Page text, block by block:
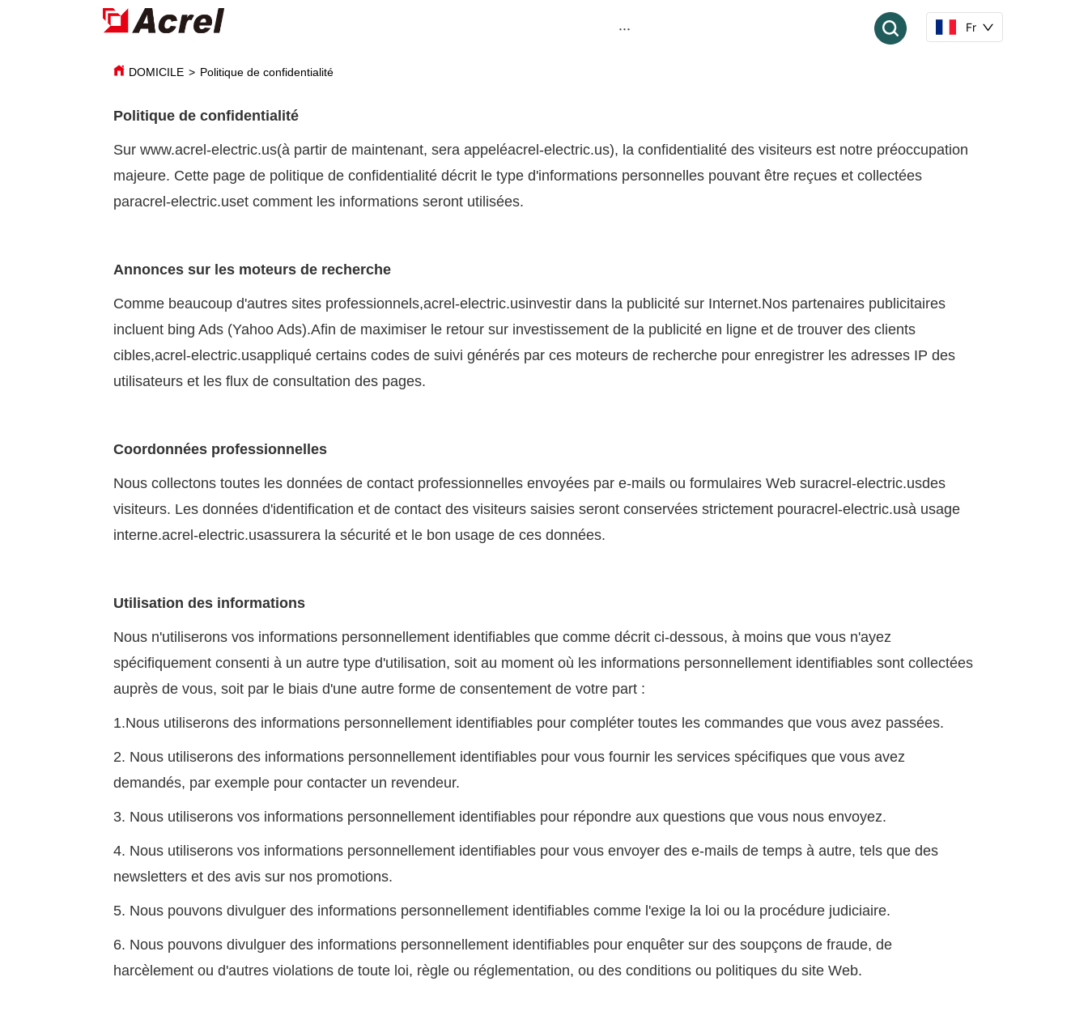
··· Fr
DOMICILE > Politique de confidentialité
Politique de confidentialité
Sur www.acrel-electric.us(à partir de maintenant, sera appeléacrel-electric.us), la confidentialité des visiteurs est notre préoccupation
majeure. Cette page de politique de confidentialité décrit le type d'informations personnelles pouvant être reçues et collectées
paracrel-electric.uset comment les informations seront utilisées.
Annonces sur les moteurs de recherche
Comme beaucoup d'autres sites professionnels,acrel-electric.usinvestir dans la publicité sur Internet.Nos partenaires publicitaires
incluent bing Ads (Yahoo Ads).Afin de maximiser le retour sur investissement de la publicité en ligne et de trouver des clients
cibles,acrel-electric.usappliqué certains codes de suivi générés par ces moteurs de recherche pour enregistrer les adresses IP des
utilisateurs et les flux de consultation des pages.
Coordonnées professionnelles
Nous collectons toutes les données de contact professionnelles envoyées par e-mails ou formulaires Web suracrel-electric.usdes
visiteurs. Les données d'identification et de contact des visiteurs saisies seront conservées strictement pouracrel-electric.usà usage
interne.acrel-electric.usassurera la sécurité et le bon usage de ces données.
Utilisation des informations
Nous n'utiliserons vos informations personnellement identifiables que comme décrit ci-dessous, à moins que vous n'ayez
spécifiquement consenti à un autre type d'utilisation, soit au moment où les informations personnellement identifiables sont collectées
auprès de vous, soit par le biais d'une autre forme de consentement de votre part :
1.Nous utiliserons des informations personnellement identifiables pour compléter toutes les commandes que vous avez passées.
2. Nous utiliserons des informations personnellement identifiables pour vous fournir les services spécifiques que vous avez
demandés, par exemple pour contacter un revendeur.
3. Nous utiliserons vos informations personnellement identifiables pour répondre aux questions que vous nous envoyez.
4. Nous utiliserons vos informations personnellement identifiables pour vous envoyer des e-mails de temps à autre, tels que des
newsletters et des avis sur nos promotions.
5. Nous pouvons divulguer des informations personnellement identifiables comme l'exige la loi ou la procédure judiciaire.
6. Nous pouvons divulguer des informations personnellement identifiables pour enquêter sur des soupçons de fraude, de
harcèlement ou d'autres violations de toute loi, règle ou réglementation, ou des conditions ou politiques du site Web.